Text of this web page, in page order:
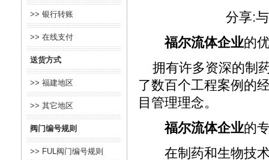
>> 银行转账
>> 在线支付
送货方式
>> 福建地区
>> 其它地区
阀门编号规则
>> FUL阀门编号规则
分享:与客户分
福尔流体企业的
拥有许多资深的制
了数百个工程案例的
目管理理念。
福尔流体企业的
在制药和生物技术